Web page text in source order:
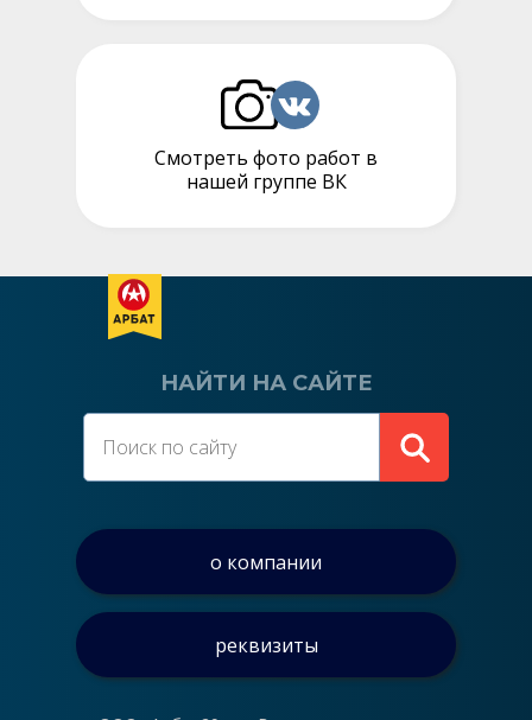
о компании
реквизиты
Смотреть фото работ в
нашей группе ВК
НАЙТИ НА САЙТЕ